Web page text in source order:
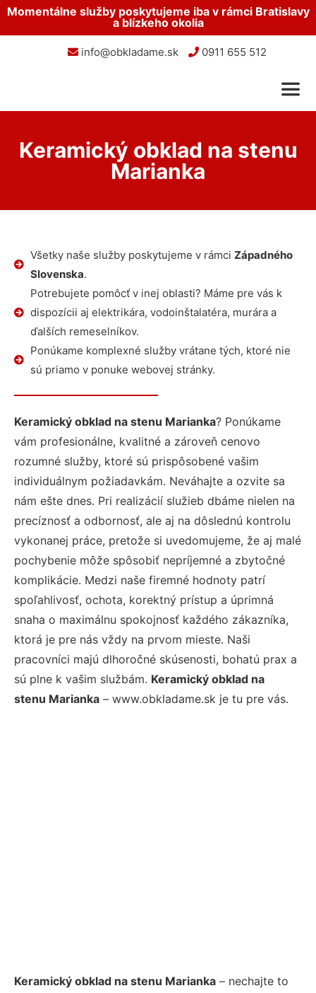
Momentálne služby poskytujeme iba v rámci Bratislavy
a blízkeho okolia
info@obkladame.sk 0911 655 512
Keramický obklad na stenu
Marianka
Všetky naše služby poskytujeme v rámci Západného
Slovenska.
Potrebujete pomôcť v inej oblasti? Máme pre vás k
dispozícii aj elektrikára, vodoinštalatéra, murára a
ďalších remeselníkov.
Ponúkame komplexné služby vrátane tých, ktoré nie
sú priamo v ponuke webovej stránky.
Keramický obklad na stenu Marianka? Ponúkame
vám profesionálne, kvalitné a zároveň cenovo
rozumné služby, ktoré sú prispôsobené vašim
individuálnym požiadavkám. Neváhajte a ozvite sa
nám ešte dnes. Pri realizácií služieb dbáme nielen na
precíznosť a odbornosť, ale aj na dôslednú kontrolu
vykonanej práce, pretože si uvedomujeme, že aj malé
pochybenie môže spôsobiť nepríjemné a zbytočné
komplikácie. Medzi naše firemné hodnoty patrí
spoľahlivosť, ochota, korektný prístup a úprimná
snaha o maximálnu spokojnosť každého zákazníka,
ktorá je pre nás vždy na prvom mieste. Naši
pracovníci majú dlhoročné skúsenosti, bohatú prax a
sú plne k vašim službám. Keramický obklad na
stenu Marianka – www.obkladame.sk je tu pre vás.
Keramický obklad na stenu Marianka – nechajte to